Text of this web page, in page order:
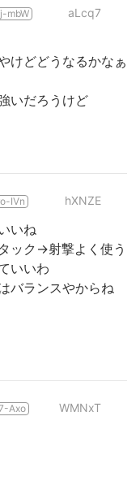
mbW aLcq7
けどどうなるかなぁ
いだろうけど
IVn hXNZE
いね
ック→射撃よく使う
いいわ
バランスやからね
Axo WMNxT